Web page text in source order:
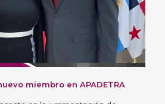
miembro en APADETRA